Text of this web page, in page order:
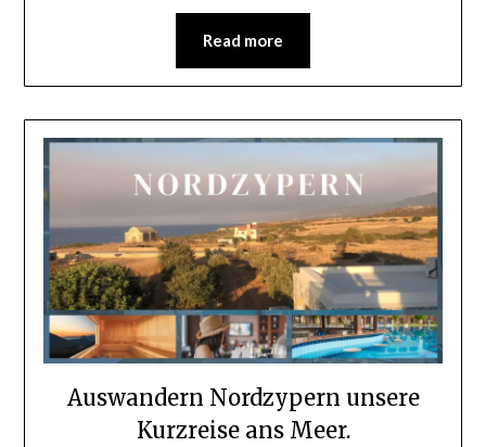
Read more
Auswandern Nordzypern unsere
Kurzreise ans Meer.